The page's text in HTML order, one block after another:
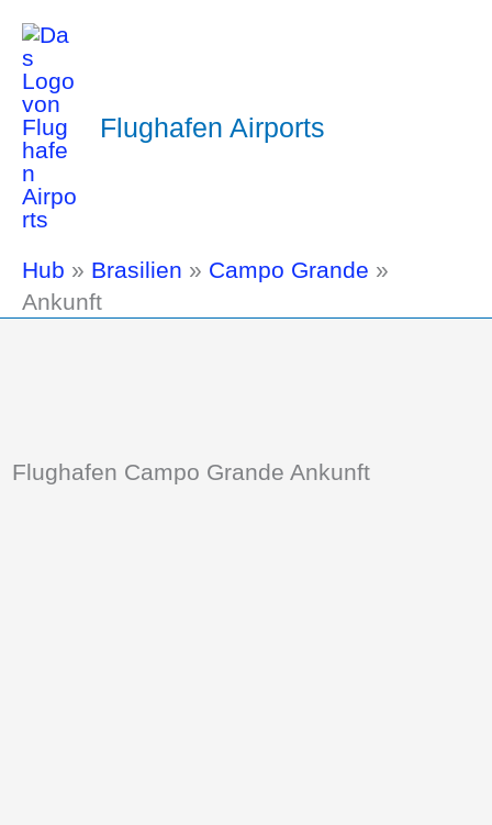
Flughafen Airports
Hub » Brasilien » Campo Grande »
Ankunft
Flughafen Campo Grande Ankunft